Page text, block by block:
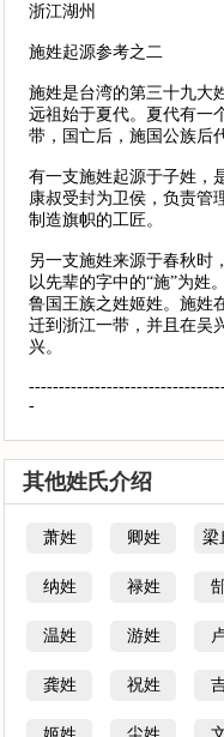
浙江湖州
施姓起源参考之二
施姓是台湾的第三十九大
远祖始于夏代。夏代有一
带，国亡后，施国公族后
有一支施姓起源于子姓，
康叔受封为卫侯，负责管
制造旗帜的工匠。
另一支施姓来源于春秋时
以先辈的字中的“施”为姓
鲁国王族之姓姬姓。施姓
迁到浙江一带，并且在吴
兴。
-
其他姓氏介绍
萧姓 卿姓 梁
纳姓 禄姓
温姓 游姓
龚姓 祝姓